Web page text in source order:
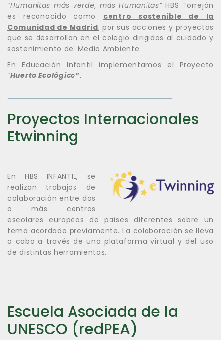
“Humanitas más verde, más Humanitas”HBS Torrejón
es reconocido como centro sostenible de la
Comunidad de Madrid, por sus acciones y proyectos
que se desarrollan en el colegio dirigidos al cuidado y
sostenimiento del Medio Ambiente.
En Educación Infantil implementamos el Proyecto
“Huerto Ecológico”.
Proyectos Internacionales
Etwinning
En HBS INFANTIL, se
realizan trabajos de
colaboración entre dos
o más centros
escolares europeos de países diferentes sobre un
tema acordado previamente. La colaboración se lleva
a cabo a través de una plataforma virtual y del uso
de distintas herramientas.
Escuela Asociada de la
UNESCO (redPEA)